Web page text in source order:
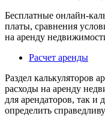
Бесплатные онлайн-
платы, сравнения
на аренду
Расчет аренды
Раздел калькуляторов
расходы на аренду
для арендаторов, так и
определить